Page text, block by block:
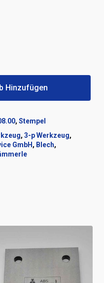
Hinzufügen
, Stempel
, 3-p Werkzeug,
GmbH , Blech,